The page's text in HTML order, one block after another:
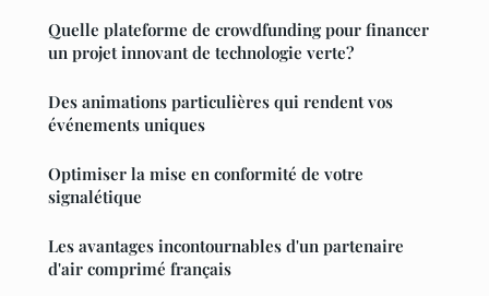
Quelle plateforme de crowdfunding pour financer
un projet innovant de technologie verte?
Des animations particulières qui rendent vos
événements uniques
Optimiser la mise en conformité de votre
signalétique
Les avantages incontournables d'un partenaire
d'air comprimé français